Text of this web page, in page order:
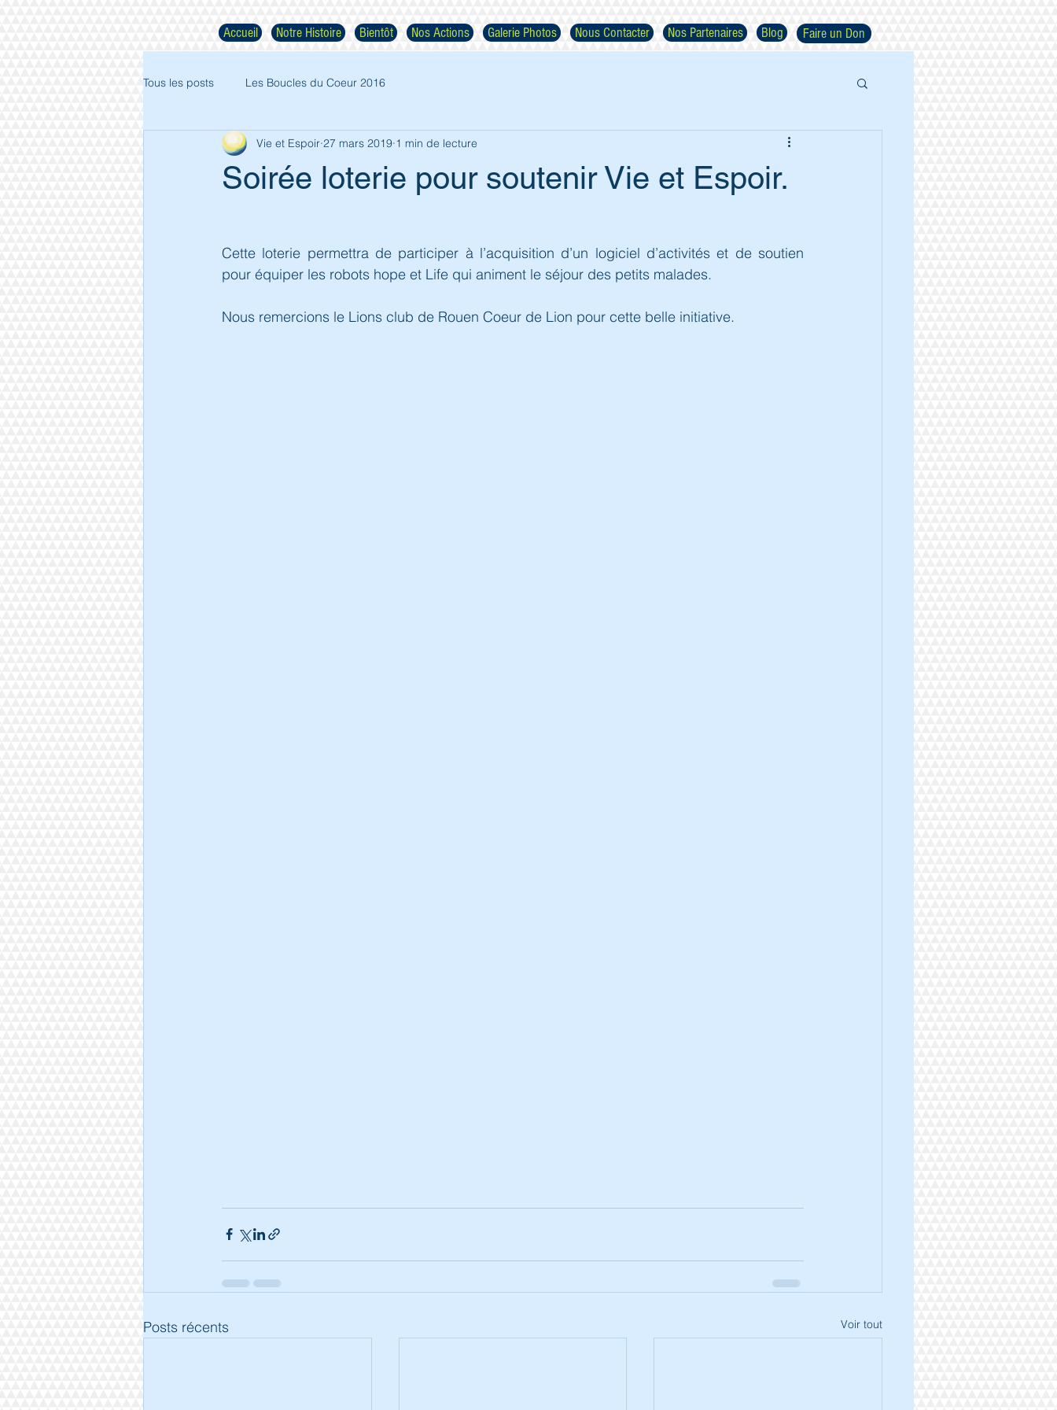
Accueil Notre Histoire Bientôt Nos Actions Galerie Photos Nous Contacter Nos Partenaires Blog Faire un Don
Respectez nos images
Tous les posts Les Boucles du Coeur 2016
Soirée loterie pour soutenir Vie et Espoir.
Vie et Espoir 27 mars 2019 1 min de lecture
Cette loterie permettra de participer à l’acquisition d’un logiciel d’activités et de soutien
pour équiper les robots hope et Life qui animent le séjour des petits malades.
Nous remercions le Lions club de Rouen Coeur de Lion pour cette belle initiative.
Posts récents Voir tout